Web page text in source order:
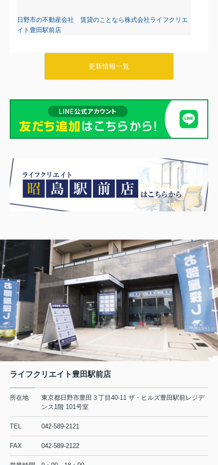
日野市の不動産会社 賃貸のことなら株式会社ライフクリエ
イト豊田駅前店
リブリ・タチカワ103
6.2万円
日野市の不動産会社 賃貸のことなら株式会社ライフクリエ
イト豊田駅前店
日野・豊田・八王子の賃貸物件情報をUPしました！
マーベリー石川205
7.8万円
東京都八王子市石川町984-1
中央線 日野駅 徒歩26分
物件詳細へ
日野市の不動産会社 賃貸のことなら株式会社ライフクリエ
イト豊田駅前店
2026.08.05
リビエール高幡201
6.5万円
東京都日野市高幡680-12
京王線 高幡不動駅 徒歩6分
物件詳細へ
更新情報一覧
ライフクリエイト豊田駅前店
所在地
東京都日野市豊田３丁目40-11 ザ・ヒルズ豊田駅前レジデ
ンス1階 101号室
TEL 042-589-2121
FAX 042-589-2122